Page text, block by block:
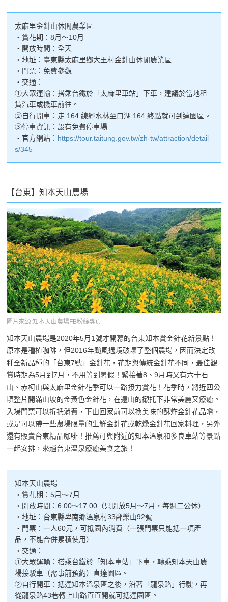
太麻里金針山休閒農業區
・賞花期：8月～10月
・開放時間：全天
・地址：臺東縣太麻里鄉大王村金針山休閒農業區
・門票：免費參觀
・交通：
①大眾運輸：搭乘台鐵於「太麻里車站」下車，建議於當地租
賃汽車或機車前往。
②自行開車：走 164 線經水林至口湖 164 終點就可到達園區。
③停車資訊：設有免費停車場
・官方網站： https://tour.taitung.gov.tw/zh-tw/attraction/detail
s/345
【台東】知本天山農場
圖片來源:知本天山農場FB粉絲專頁
知本天山農場是2020年5月1號才開幕的台東知本賞金針花新景點！
原本是種植咖啡，但2016年颱風過境破壞了整個農場，因而決定改
種全新品種的「台東7號」金針花，花期與傳統金針花不同，最佳觀
賞時期為5月到7月，不用等到暑假！緊接著8、9月時又有六十石
山、赤柯山與太麻里金針花季可以一路接力賞花！花季時，將近四公
頃整片開滿山坡的金黃色金針花，在遠山的襯托下非常美麗又療癒。
入場門票可以折抵消費，下山回家前可以換美味的酥炸金針花品嚐，
或是可以帶一些農場限量的生鮮金針花或乾燥金針花回家料理，另外
還有販賣台東精品咖啡！推薦可與附近的知本溫泉和多良車站等景點
一起安排，來趟台東溫泉療癒美食之旅！
知本天山農場
・賞花期：5月～7月
・開放時間：6:00～17:00（只開放5月～7月，每週二公休）
・地址：台東縣卑南鄉溫泉村33鄰樂山92號
・門票：一人60元，可抵園內消費（一張門票只能抵一項產
品，不能合併累積使用）
・交通：
①大眾運輸：搭乘台鐵於「知本車站」下車，轉乘知本天山農
場接駁車（需事前預約）直達園區。
②自行開車：抵達知本溫泉區之後，沿著「龍泉路」行駛，再
從龍泉路43巷轉上山路直直開就可抵達園區。